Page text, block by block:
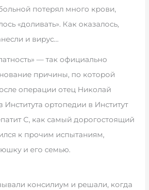
потерял много крови,
«доливать». Как оказалось,
и вирус…
— так официально
причины, по которой
операции отец Николай
Института ортопедии в Институт
С, как самый дорогостоящий
к прочим испытаниям,
и его семью.
консилиум и решали, когда